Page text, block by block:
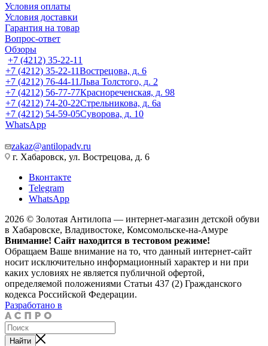
Условия оплаты
Условия доставки
Гарантия на товар
Вопрос-ответ
Обзоры
+7 (4212) 35-22-11
+7 (4212) 35-22-11Вострецова, д. 6
+7 (4212) 76-44-11Льва Толстого, д. 2
+7 (4212) 56-77-77Краснореченская, д. 98
+7 (4212) 74-20-22Стрельникова, д. 6а
+7 (4212) 54-59-05Суворова, д. 10
WhatsApp
zakaz@antilopadv.ru
г. Хабаровск, ул. Вострецова, д. 6
Вконтакте
Telegram
WhatsApp
2026 © Золотая Антилопа — интернет-магазин детской обуви
в Хабаровске, Владивостоке, Комсомольске-на-Амуре
Внимание! Сайт находится в тестовом режиме!
Обращаем Ваше внимание на то, что данный интернет-сайт
носит исключительно информационный характер и ни при
каких условиях не является публичной офертой,
определяемой положениями Статьи 437 (2) Гражданского
кодекса Российской Федерации.
Разработано в
Найти